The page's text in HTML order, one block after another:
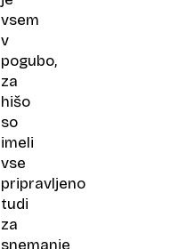
vsem
v
pogubo,
za
hišo
so
imeli
vse
pripravljeno
tudi
za
snemanje